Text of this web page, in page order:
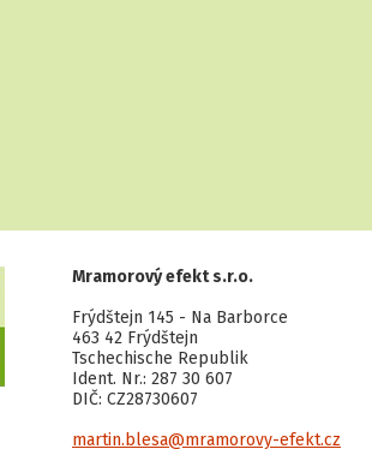
Mramorový efekt s.r.o.
Frýdštejn 145 - Na Barborce
463 42 Frýdštejn
Tschechische Republik
Ident. Nr.: 287 30 607
DIČ: CZ28730607
martin.blesa@mramorovy-efekt.cz